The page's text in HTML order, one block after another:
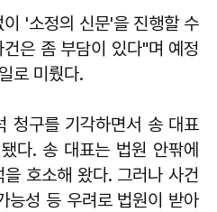
'소정의 신문'을 진행할 수
은 좀 부담이 있다"며 예정
로 미뤘다.
청구를 기각하면서 송 대표
다. 송 대표는 법원 안팎에
호소해 왔다. 그러나 사건
능성 등 우려로 법원이 받아